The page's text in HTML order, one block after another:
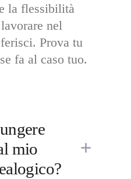
la flessibilità
nel
Prova tu
fa al caso tuo.
mio